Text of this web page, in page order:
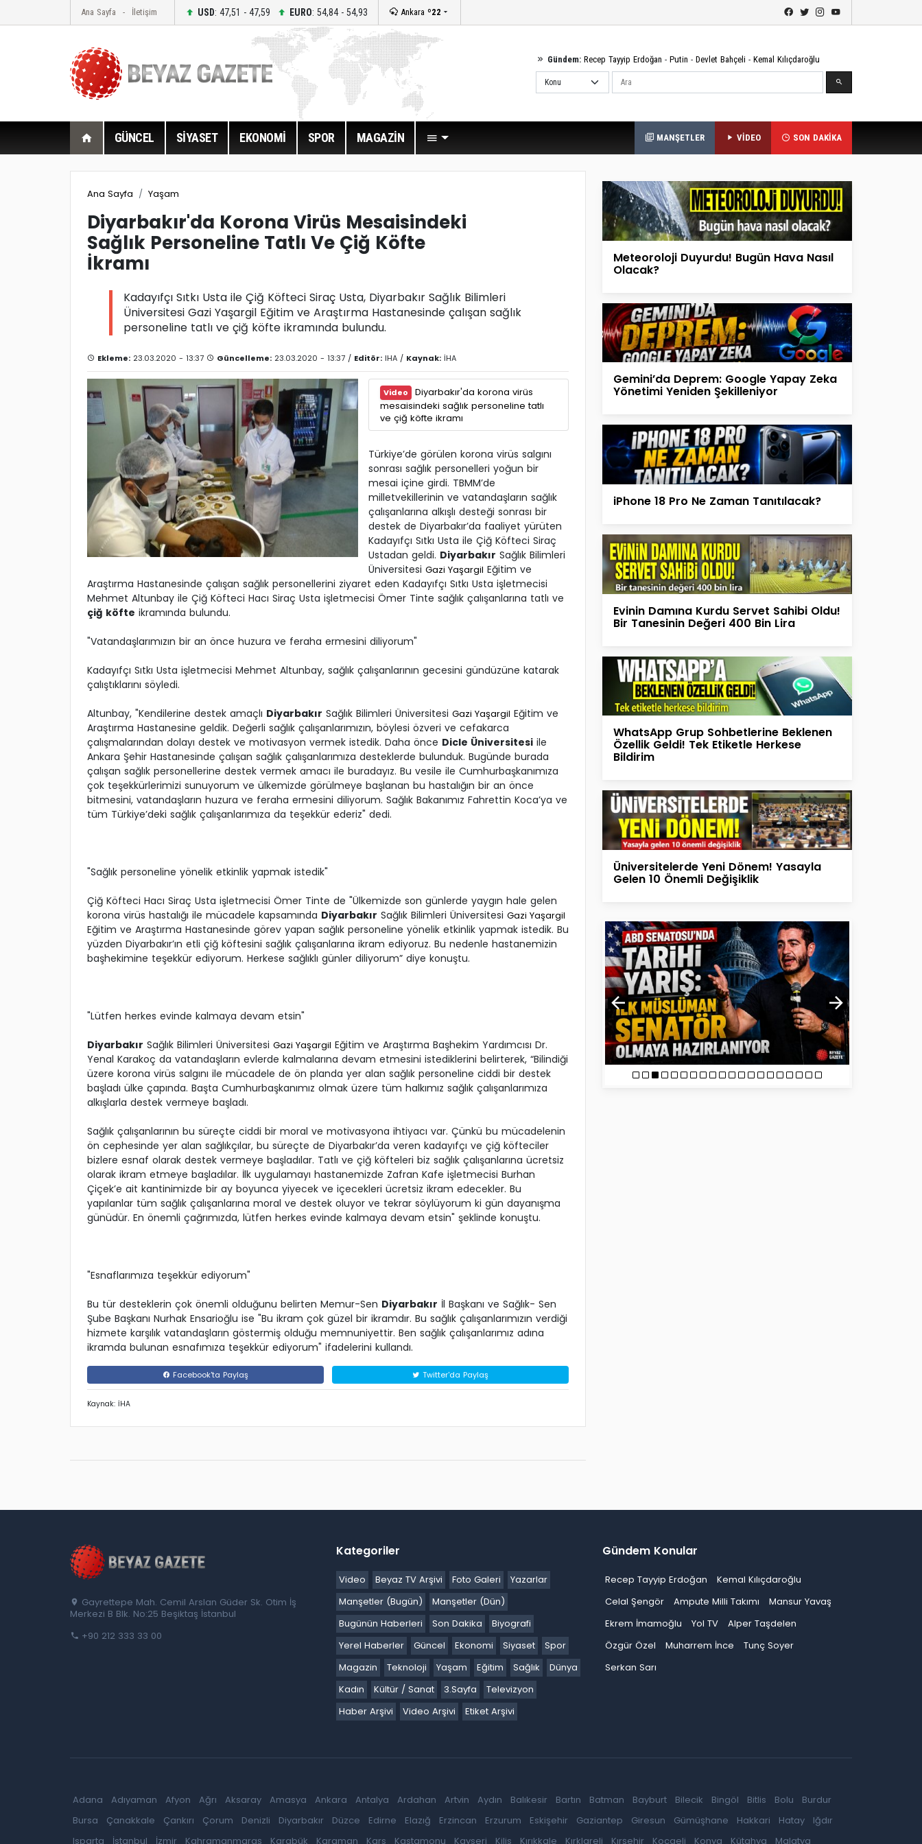
Ana Sayfa İletişim USD: 47,51 - 47,59 EURO: 54,84 - 54,93 Ankara º22
Gündem: Recep Tayyip Erdoğan - Putin - Devlet Bahçeli - Kemal Kılıçdaroğlu
Ara
GÜNCEL SİYASET EKONOMİ SPOR MAGAZİN MANŞETLER VİDEO SON DAKİKA
Ana Sayfa Yaşam
Diyarbakır'da Korona Virüs Mesaisindeki
Sağlık Personeline Tatlı Ve Çiğ Köfte
İkramı
Kadayıfçı Sıtkı Usta ile Çiğ Köfteci Siraç Usta, Diyarbakır Sağlık Bilimleri
Üniversitesi Gazi Yaşargil Eğitim ve Araştırma Hastanesinde çalışan sağlık
personeline tatlı ve çiğ köfte ikramında bulundu.
Ekleme: 23.03.2020 - 13:37 Güncelleme: 23.03.2020 - 13:37 / Editör: IHA / Kaynak: İHA
Video
Diyarbakır'da korona virüs
mesaisindeki sağlık personeline tatlı
ve çiğ köfte ikramı
Türkiye’de görülen korona virüs salgını
sonrası sağlık personelleri yoğun bir
mesai içine girdi. TBMM’de
milletvekillerinin ve vatandaşların sağlık
çalışanlarına alkışlı desteği sonrası bir
destek de Diyarbakır’da faaliyet yürüten
Kadayıfçı Sıtkı Usta ile Çiğ Köfteci Siraç
Ustadan geldi. Diyarbakır Sağlık Bilimleri
Üniversitesi Gazi Yaşargil Eğitim ve
Araştırma Hastanesinde çalışan sağlık personellerini ziyaret eden Kadayıfçı Sıtkı Usta işletmecisi
Mehmet Altunbay ile Çiğ Köfteci Hacı Siraç Usta işletmecisi Ömer Tinte sağlık çalışanlarına tatlı ve
çiğ köfte ikramında bulundu.
"Vatandaşlarımızın bir an önce huzura ve feraha ermesini diliyorum"
Kadayıfçı Sıtkı Usta işletmecisi Mehmet Altunbay, sağlık çalışanlarının gecesini gündüzüne katarak
çalıştıklarını söyledi.
Altunbay, "Kendilerine destek amaçlı Diyarbakır Sağlık Bilimleri Üniversitesi Gazi Yaşargil Eğitim ve
Araştırma Hastanesine geldik. Değerli sağlık çalışanlarımızın, böylesi özveri ve cefakarca
çalışmalarından dolayı destek ve motivasyon vermek istedik. Daha önce Dicle Üniversitesi ile
Ankara Şehir Hastanesinde çalışan sağlık çalışanlarımıza desteklerde bulunduk. Bugünde burada
çalışan sağlık personellerine destek vermek amacı ile buradayız. Bu vesile ile Cumhurbaşkanımıza
çok teşekkürlerimizi sunuyorum ve ülkemizde görülmeye başlanan bu hastalığın bir an önce
bitmesini, vatandaşların huzura ve feraha ermesini diliyorum. Sağlık Bakanımız Fahrettin Koca’ya ve
tüm Türkiye’deki sağlık çalışanlarımıza da teşekkür ederiz" dedi.
"Sağlık personeline yönelik etkinlik yapmak istedik"
Çiğ Köfteci Hacı Siraç Usta işletmecisi Ömer Tinte de "Ülkemizde son günlerde yaygın hale gelen
korona virüs hastalığı ile mücadele kapsamında Diyarbakır Sağlık Bilimleri Üniversitesi Gazi Yaşargil
Eğitim ve Araştırma Hastanesinde görev yapan sağlık personeline yönelik etkinlik yapmak istedik. Bu
yüzden Diyarbakır’ın etli çiğ köftesini sağlık çalışanlarına ikram ediyoruz. Bu nedenle hastanemizin
başhekimine teşekkür ediyorum. Herkese sağlıklı günler diliyorum” diye konuştu.
"Lütfen herkes evinde kalmaya devam etsin"
Diyarbakır Sağlık Bilimleri Üniversitesi Gazi Yaşargil Eğitim ve Araştırma Başhekim Yardımcısı Dr.
Yenal Karakoç da vatandaşların evlerde kalmalarına devam etmesini istediklerini belirterek, “Bilindiği
üzere korona virüs salgını ile mücadele de ön planda yer alan sağlık personeline ciddi bir destek
başladı ülke çapında. Başta Cumhurbaşkanımız olmak üzere tüm halkımız sağlık çalışanlarımıza
alkışlarla destek vermeye başladı.
Sağlık çalışanlarının bu süreçte ciddi bir moral ve motivasyona ihtiyacı var. Çünkü bu mücadelenin
ön cephesinde yer alan sağlıkçılar, bu süreçte de Diyarbakır’da veren kadayıfçı ve çiğ köfteciler
bizlere esnaf olarak destek vermeye başladılar. Tatlı ve çiğ köfteleri biz sağlık çalışanlarına ücretsiz
olarak ikram etmeye başladılar. İlk uygulamayı hastanemizde Zafran Kafe işletmecisi Burhan
Çiçek’e ait kantinimizde bir ay boyunca yiyecek ve içecekleri ücretsiz ikram edecekler. Bu
yapılanlar tüm sağlık çalışanlarına moral ve destek oluyor ve tekrar söylüyorum ki gün dayanışma
günüdür. En önemli çağrımızda, lütfen herkes evinde kalmaya devam etsin" şeklinde konuştu.
"Esnaflarımıza teşekkür ediyorum"
Bu tür desteklerin çok önemli olduğunu belirten Memur-Sen Diyarbakır İl Başkanı ve Sağlık- Sen
Şube Başkanı Nurhak Ensarioğlu ise "Bu ikram çok güzel bir ikramdır. Bu sağlık çalışanlarımızın verdiği
hizmete karşılık vatandaşların göstermiş olduğu memnuniyettir. Ben sağlık çalışanlarımız adına
ikramda bulunan esnafımıza teşekkür ediyorum" ifadelerini kullandı.
Facebook'ta Paylaş Twitter'da Paylaş
Kaynak: İHA
Meteoroloji Duyurdu! Bugün Hava Nasıl
Olacak?
Gemini’da Deprem: Google Yapay Zeka
Yönetimi Yeniden Şekilleniyor
iPhone 18 Pro Ne Zaman Tanıtılacak?
Evinin Damına Kurdu Servet Sahibi Oldu!
Bir Tanesinin Değeri 400 Bin Lira
WhatsApp Grup Sohbetlerine Beklenen
Özellik Geldi! Tek Etiketle Herkese
Bildirim
Üniversitelerde Yeni Dönem! Yasayla
Gelen 10 Önemli Değişiklik
Gayrettepe Mah. Cemil Arslan Güder Sk. Otim İş
Merkezi B Blk. No:25 Beşiktaş İstanbul
+90 212 333 33 00
Kategoriler
Video Beyaz TV Arşivi Foto Galeri
Yazarlar
Manşetler (Bugün)
Manşetler (Dün)
Bugünün Haberleri
Son Dakika
Biyografi
Yerel Haberler
Güncel Ekonomi Siyaset
Spor
Magazin
Teknoloji Yaşam Eğitim Sağlık
Dünya
Kadın
Kültür / Sanat 3.Sayfa
Televizyon
Haber Arşivi
Video Arşivi Etiket Arşivi
Gündem Konular
Recep Tayyip Erdoğan
Kemal Kılıçdaroğlu
Celal Şengör
Ampute Milli Takımı
Mansur Yavaş
Ekrem İmamoğlu
Yol TV
Alper Taşdelen
Özgür Özel
Muharrem İnce
Tunç Soyer
Serkan Sarı
Adana Adıyaman Afyon Ağrı Aksaray Amasya Ankara Antalya Ardahan Artvin Aydın Balıkesir Bartın Batman Bayburt Bilecik Bingöl Bitlis Bolu
Burdur
Bursa
Çanakkale Çankırı Çorum Denizli Diyarbakır Düzce Edirne Elazığ Erzincan Erzurum Eskişehir Gaziantep Giresun Gümüşhane Hakkari Hatay
Iğdır
Isparta
İstanbul İzmir Kahramanmaraş Karabük Karaman Kars Kastamonu Kayseri Kilis Kırıkkale Kırklareli Kırşehir Kocaeli Konya Kütahya Malatya